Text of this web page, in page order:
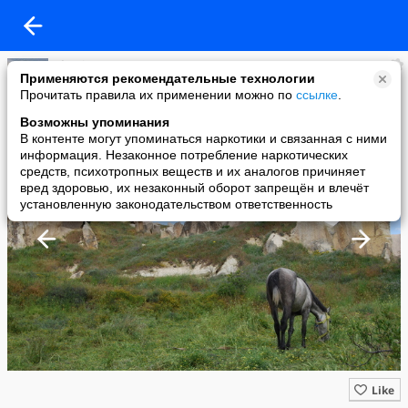
Применяются рекомендательные технологии
Прочитать правила их применении можно по ссылке
Возможны упоминания
В контенте могут упоминаться наркотики и связанная с ними
информация. Незаконное потребление наркотических
средств, психотропных веществ и их аналогов причиняет
вред здоровью, их незаконный оборот запрещён и влечёт
установленную законодательством ответственность
Shanin.Ru Путешествия - для взрослых!
added a photo
18 Jul в 10:48
Like